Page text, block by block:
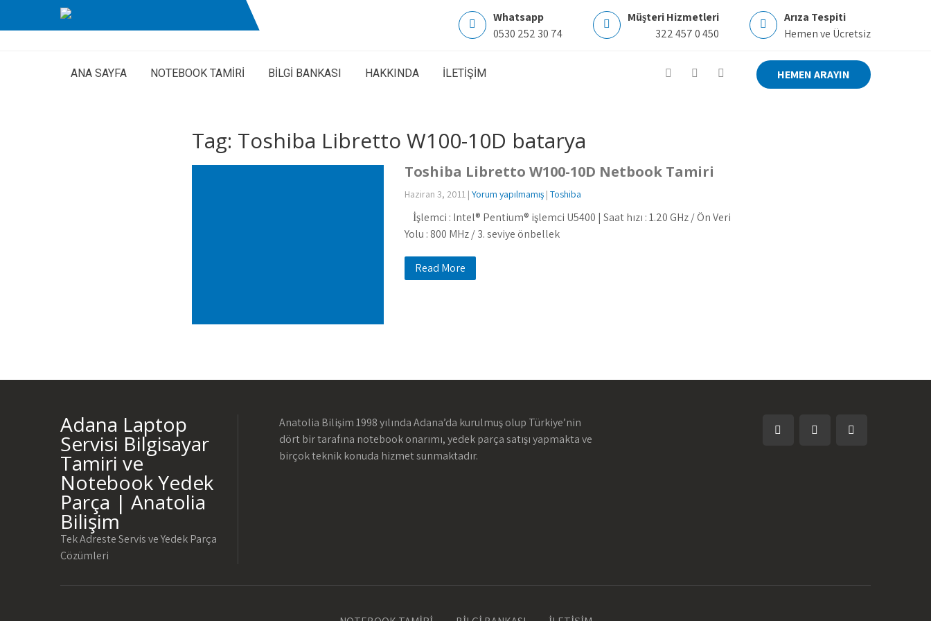
Whatsapp
0530 252 30 74
Müşteri Hizmetleri
322 457 0 450
Arıza Tespiti
Hemen ve Ücretsiz
ANA SAYFA NOTEBOOK TAMİRİ BİLGİ BANKASI HAKKINDA İLETİŞİM HEMEN ARAYIN
Tag: Toshiba Libretto W100-10D batarya
Toshiba Libretto W100-10D Netbook Tamiri
Haziran 3, 2011| Yorum yapılmamış| Toshiba
İşlemci : Intel® Pentium® işlemci U5400 | Saat hızı : 1.20 GHz / Ön Veri
Yolu : 800 MHz / 3. seviye önbellek
Read More
Adana Laptop
Servisi Bilgisayar
Tamiri ve
Notebook Yedek
Parça | Anatolia
Bilişim
Tek Adreste Servis ve Yedek Parça
Çözümleri
Anatolia Bilişim 1998 yılında Adana’da kurulmuş olup Türkiye’nin
dört bir tarafına notebook onarımı, yedek parça satışı yapmakta ve
birçok teknik konuda hizmet sunmaktadır.